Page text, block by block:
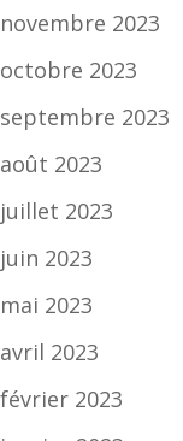
novembre 2023
octobre 2023
septembre 2023
août 2023
juillet 2023
juin 2023
mai 2023
avril 2023
février 2023